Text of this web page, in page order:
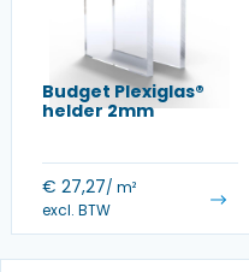
Budget Plexiglas®
helder 2mm
€ 27,27/ m²
excl. BTW